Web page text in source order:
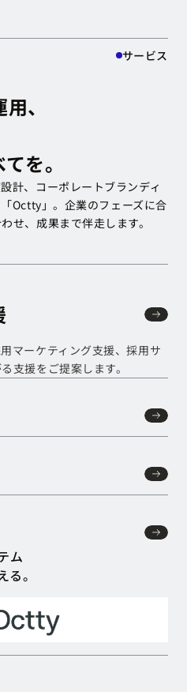
サービス
、
を。
計、コーポレートブランディ
Octty」。企業のフェーズに合
せ、成果まで伴走します。
マーケティング支援、採用サ
支援をご提案します。
ム
。